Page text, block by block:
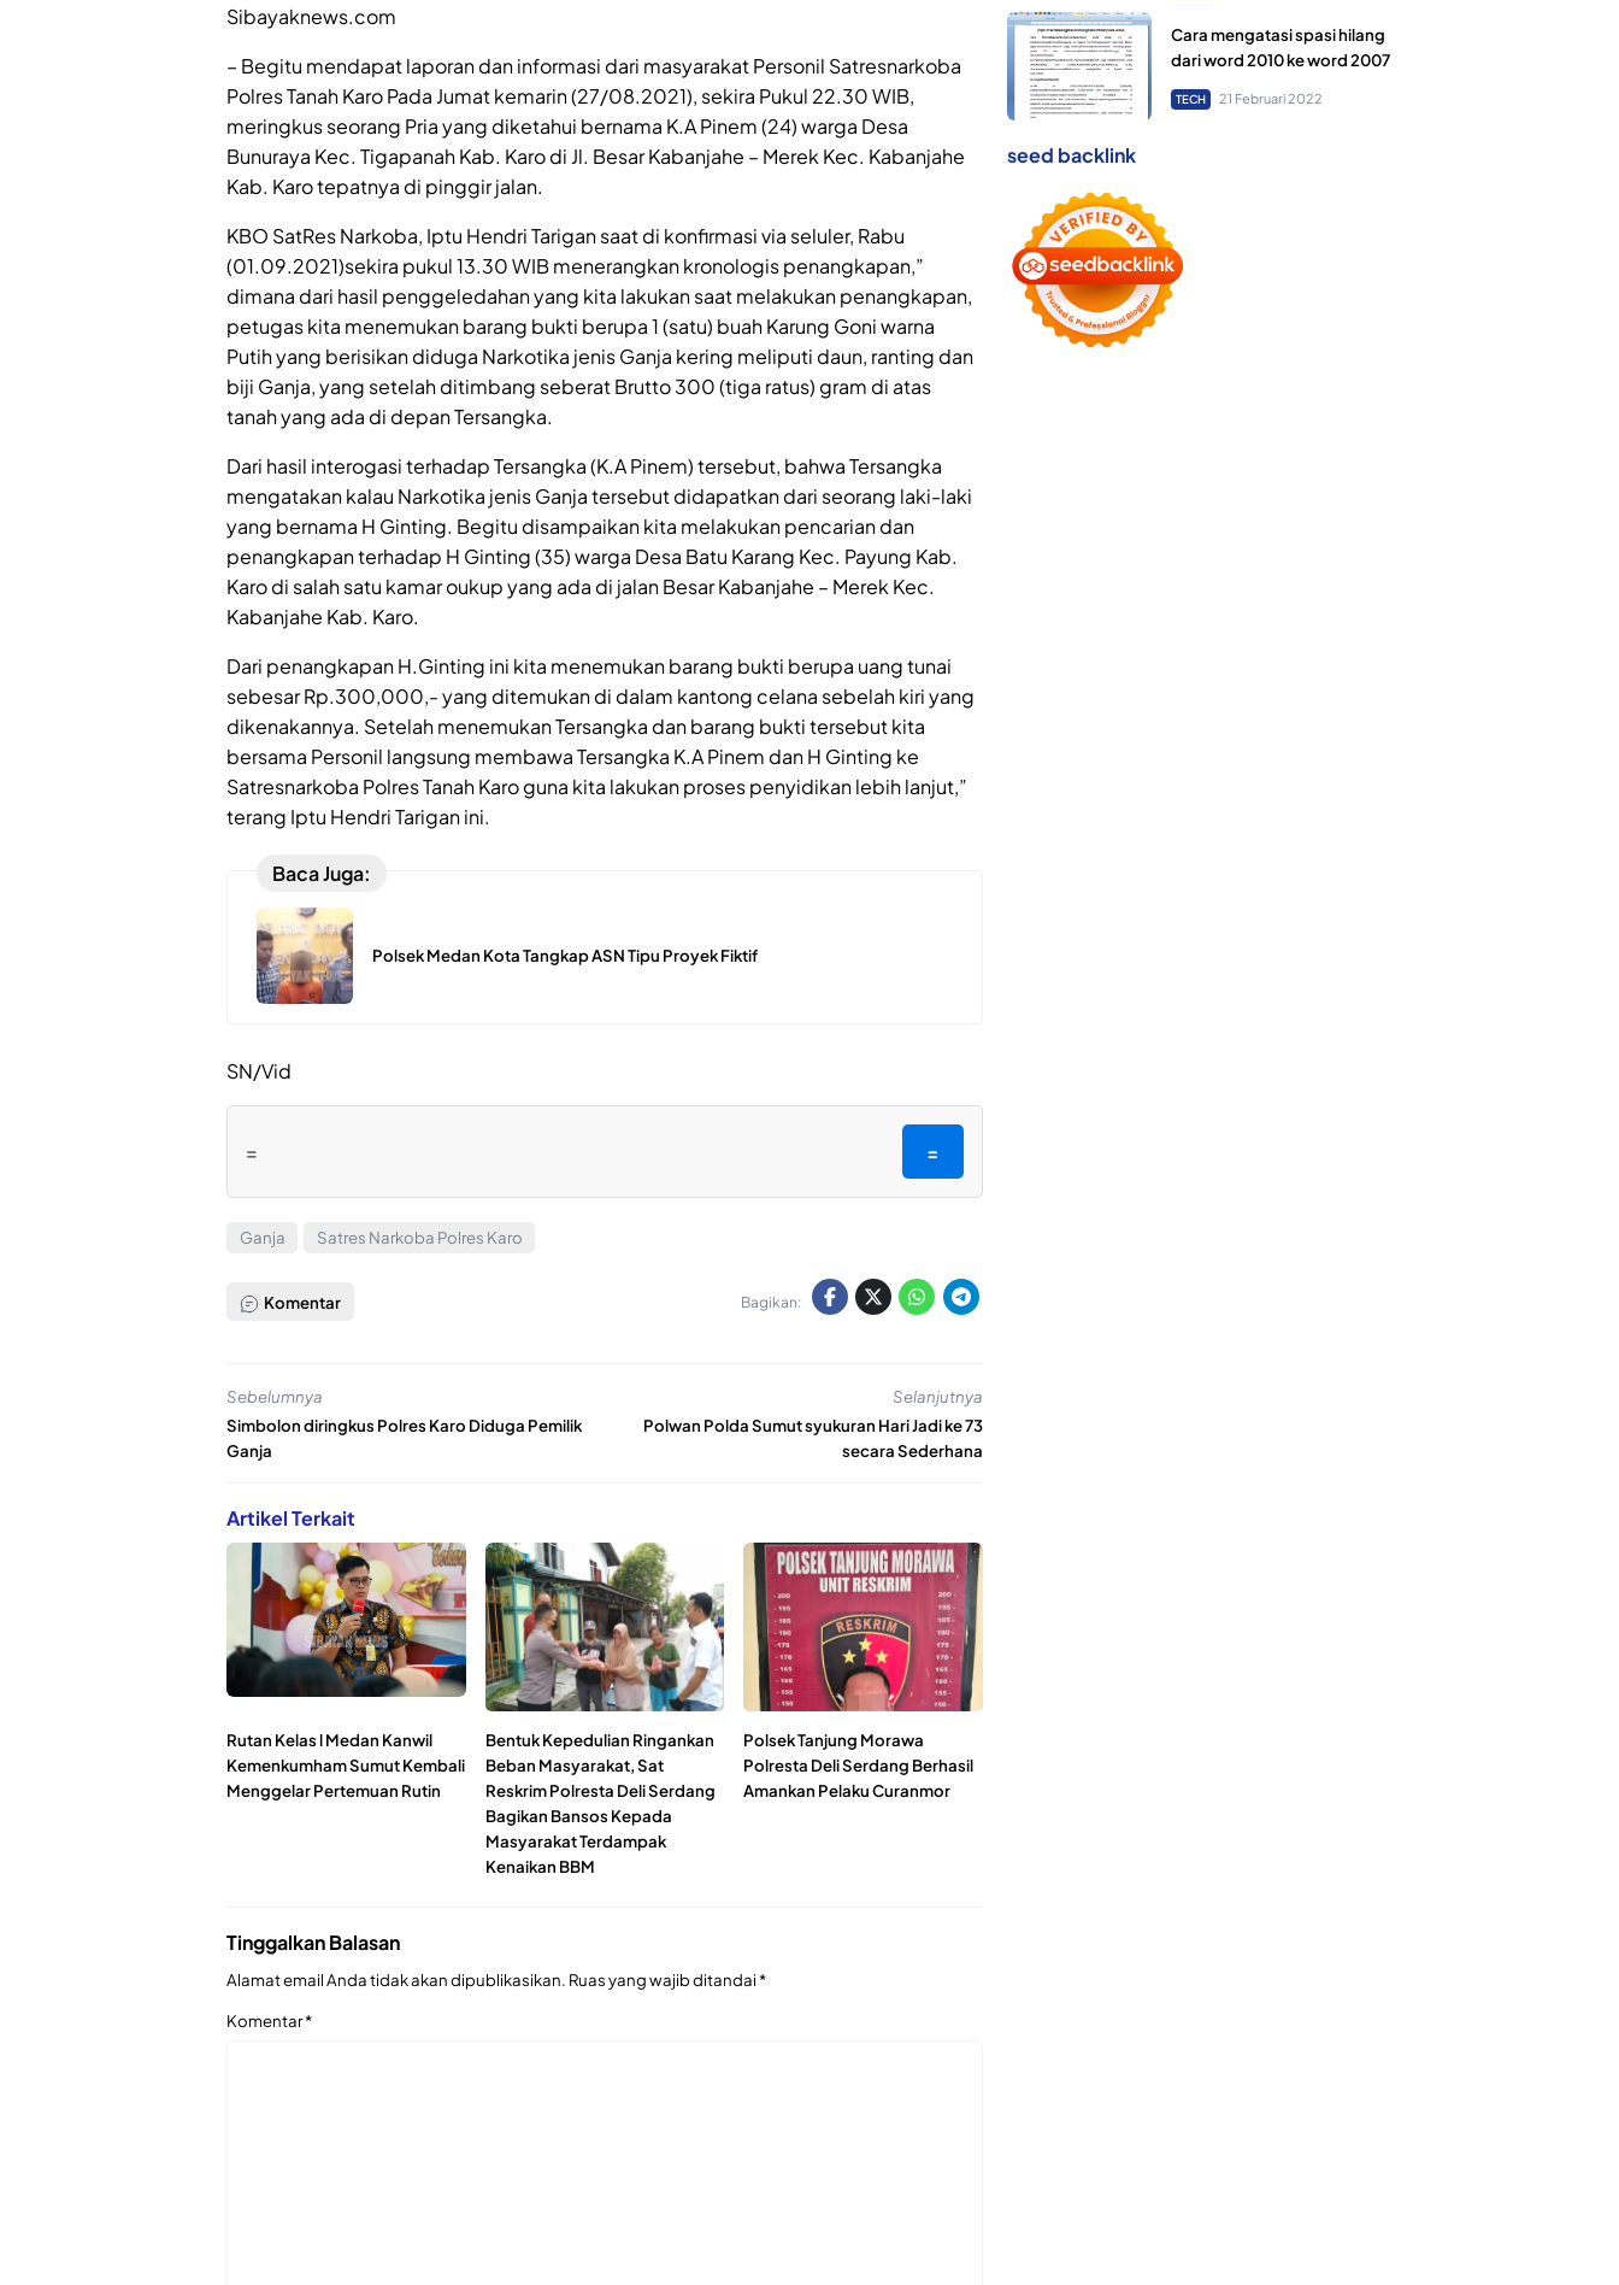
Sibayaknews.com
– Begitu mendapat laporan dan informasi dari masyarakat Personil Satresnarkoba
Polres Tanah Karo Pada Jumat kemarin (27/08.2021), sekira Pukul 22.30 WIB,
meringkus seorang Pria yang diketahui bernama K.A Pinem (24) warga Desa
Bunuraya Kec. Tigapanah Kab. Karo di Jl. Besar Kabanjahe – Merek Kec. Kabanjahe
Kab. Karo tepatnya di pinggir jalan.
KBO SatRes Narkoba, Iptu Hendri Tarigan saat di konfirmasi via seluler, Rabu
(01.09.2021)sekira pukul 13.30 WIB menerangkan kronologis penangkapan,”
dimana dari hasil penggeledahan yang kita lakukan saat melakukan penangkapan,
petugas kita menemukan barang bukti berupa 1 (satu) buah Karung Goni warna
Putih yang berisikan diduga Narkotika jenis Ganja kering meliputi daun, ranting dan
biji Ganja, yang setelah ditimbang seberat Brutto 300 (tiga ratus) gram di atas
tanah yang ada di depan Tersangka.
Dari hasil interogasi terhadap Tersangka (K.A Pinem) tersebut, bahwa Tersangka
mengatakan kalau Narkotika jenis Ganja tersebut didapatkan dari seorang laki-laki
yang bernama H Ginting. Begitu disampaikan kita melakukan pencarian dan
penangkapan terhadap H Ginting (35) warga Desa Batu Karang Kec. Payung Kab.
Karo di salah satu kamar oukup yang ada di jalan Besar Kabanjahe – Merek Kec.
Kabanjahe Kab. Karo.
Dari penangkapan H.Ginting ini kita menemukan barang bukti berupa uang tunai
sebesar Rp.300,000,- yang ditemukan di dalam kantong celana sebelah kiri yang
dikenakannya. Setelah menemukan Tersangka dan barang bukti tersebut kita
bersama Personil langsung membawa Tersangka K.A Pinem dan H Ginting ke
Satresnarkoba Polres Tanah Karo guna kita lakukan proses penyidikan lebih lanjut,”
terang Iptu Hendri Tarigan ini.
Baca Juga:
Polsek Medan Kota Tangkap ASN Tipu Proyek Fiktif
SN/Vid
= =
Ganja Satres Narkoba Polres Karo
Komentar Bagikan:
Sebelumnya
Simbolon diringkus Polres Karo Diduga Pemilik
Ganja
Selanjutnya
Polwan Polda Sumut syukuran Hari Jadi ke 73
secara Sederhana
Artikel Terkait
Rutan Kelas l Medan Kanwil
Kemenkumham Sumut Kembali
Menggelar Pertemuan Rutin
Bentuk Kepedulian Ringankan
Beban Masyarakat, Sat
Reskrim Polresta Deli Serdang
Bagikan Bansos Kepada
Masyarakat Terdampak
Kenaikan BBM
Polsek Tanjung Morawa
Polresta Deli Serdang Berhasil
Amankan Pelaku Curanmor
Tinggalkan Balasan
Alamat email Anda tidak akan dipublikasikan. Ruas yang wajib ditandai*
Komentar*
Cara mengatasi spasi hilang
dari word 2010 ke word 2007
TECH 21 Februari 2022
seed backlink